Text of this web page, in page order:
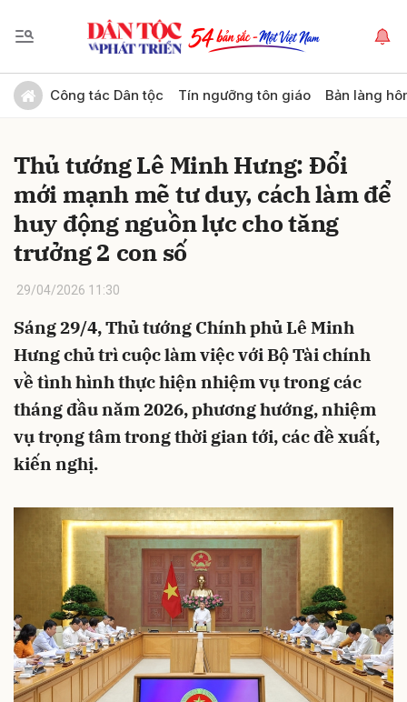
Công tác Dân tộc Tín ngưỡng tôn giáo Bản làng
Thủ tướng Lê Minh Hưng: Đổi
mới mạnh mẽ tư duy, cách làm để
huy động nguồn lực cho tăng
trưởng 2 con số
29/04/2026 11:30
Sáng 29/4, Thủ tướng Chính phủ Lê Minh
Hưng chủ trì cuộc làm việc với Bộ Tài chính
về tình hình thực hiện nhiệm vụ trong các
tháng đầu năm 2026, phương hướng, nhiệm
vụ trọng tâm trong thời gian tới, các đề xuất,
kiến nghị.
Gửi bình luận